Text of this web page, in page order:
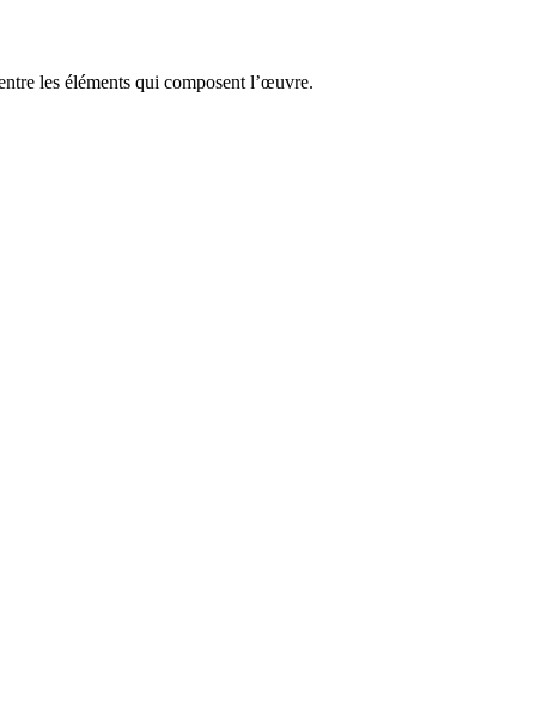
les éléments qui composent l’œuvre.